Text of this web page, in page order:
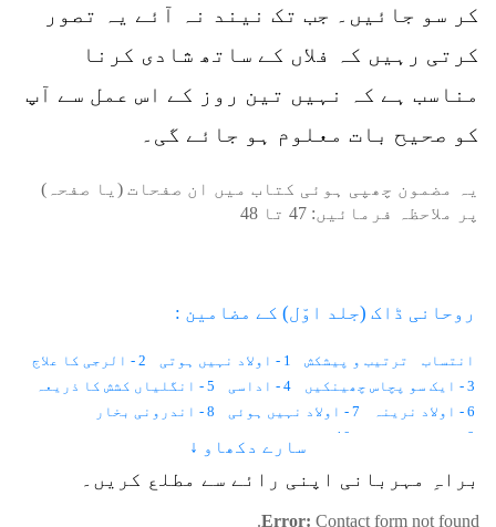
کر سو جائیں۔ جب تک نیند نہ آئے یہ تصور
کرتی رہیں کہ فلاں کے ساتھ شادی کرنا
مناسب ہے کہ نہیں تین روز کے اس عمل سے آپ
کو صحیح بات معلوم ہو جائے گی۔
یہ مضمون چھپی ہوئی کتاب میں ان صفحات (یا صفحہ)
پر ملاحظہ فرمائیں: 47 تا 48
روحانی ڈاک (جلد اوّل) کے مضامین :
انتساب ترتیب و پیشکش 1 - اولاد نہیں ہوتی
2 - الرجی کا علاج
3 - ایک سو پچاس چھینکیں
4 - اداسی
5 - انگلیاں کشش کا ذریعہ
6 - اولاد نرینہ
7 - اولاد نہیں ہوئی
8 - اندرونی بخار
9 - احساس کمتری
10 - استغناء اور کیلوریز
13 - ایب نارمل زندگی
14 - اجمیر شریف کی حاضری
16 - آنکھوں کے سامنے نقطے
سارے دکھاو ↓
براہِ مہربانی اپنی رائے سے مطلع کریں۔
Error: Contact form not found.